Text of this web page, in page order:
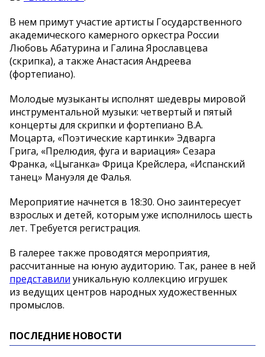
В нем примут участие артисты Государственного
академического камерного оркестра России
Любовь Абатурина и Галина Ярославцева
(скрипка), а также Анастасия Андреева
(фортепиано).
Молодые музыканты исполнят шедевры мировой
инструментальной музыки: четвертый и пятый
концерты для скрипки и фортепиано В.А.
Моцарта, «Поэтические картинки» Эдварга
Грига, «Прелюдия, фуга и вариация» Сезара
Франка, «Цыганка» Фрица Крейслера, «Испанский
танец» Мануэля де Фалья.
Мероприятие начнется в 18:30. Оно заинтересует
взрослых и детей, которым уже исполнилось шесть
лет. Требуется регистрация.
В галерее также проводятся мероприятия,
рассчитанные на юную аудиторию. Так, ранее в ней
представили уникальную коллекцию игрушек
из ведущих центров народных художественных
промыслов.
ПОСЛЕДНИЕ НОВОСТИ